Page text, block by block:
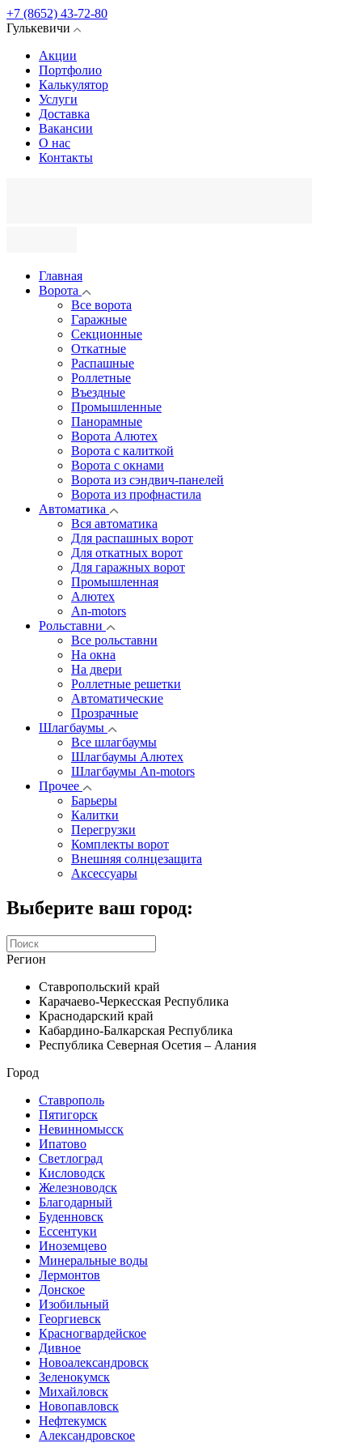
+7 (8652) 43-72-80
Гулькевичи
Акции
Портфолио
Калькулятор
Услуги
Доставка
Вакансии
О нас
Контакты
Главная
Ворота
Все ворота
Гаражные
Секционные
Откатные
Распашные
Роллетные
Въездные
Промышленные
Панорамные
Ворота Алютех
Ворота с калиткой
Ворота c окнами
Ворота из сэндвич-панелей
Ворота из профнастила
Автоматика
Вся автоматика
Для распашных ворот
Для откатных ворот
Для гаражных ворот
Промышленная
Алютех
An-motors
Рольставни
Все рольставни
На окна
На двери
Роллетные решетки
Автоматические
Прозрачные
Шлагбаумы
Все шлагбаумы
Шлагбаумы Алютех
Шлагбаумы An-motors
Прочее
Барьеры
Калитки
Перегрузки
Комплекты ворот
Внешняя солнцезащита
Аксессуары
Выберите ваш город:
Регион
Ставропольский край
Карачаево-Черкесская Республика
Краснодарский край
Кабардино-Балкарская Республика
Республика Северная Осетия – Алания
Город
Ставрополь
Пятигорск
Невинномысск
Ипатово
Светлоград
Кисловодск
Железноводск
Благодарный
Буденновск
Ессентуки
Иноземцево
Минеральные воды
Лермонтов
Донское
Изобильный
Георгиевск
Красногвардейское
Дивное
Новоалександровск
Зеленокумск
Михайловск
Новопавловск
Нефтекумск
Александровское